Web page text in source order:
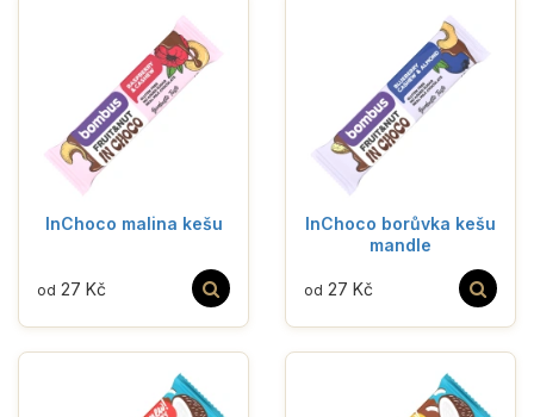
InChoco malina kešu
od 27 Kč
InChoco borůvka kešu
mandle
od 27 Kč